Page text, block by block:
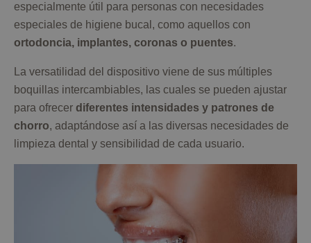
especialmente útil para personas con necesidades
especiales de higiene bucal, como aquellos con
ortodoncia, implantes, coronas o puentes.
La versatilidad del dispositivo viene de sus múltiples
boquillas intercambiables, las cuales se pueden ajustar
para ofrecer diferentes intensidades y patrones de
chorro, adaptándose así a las diversas necesidades de
limpieza dental y sensibilidad de cada usuario.